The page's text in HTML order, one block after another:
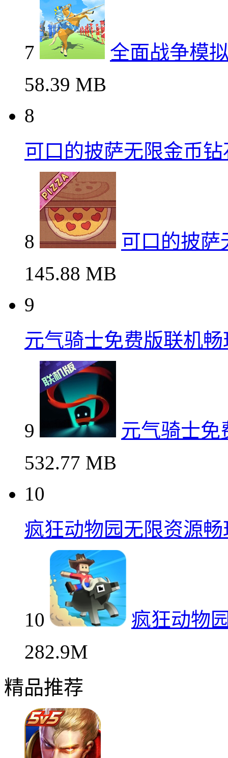
7
全面战争模
58.39 MB
8
可口的披萨无限金币
8
可口的披萨
145.88 MB
9
元气骑士免费版联机
9
元气骑士免
532.77 MB
10
疯狂动物园无限资源畅
10
疯狂动物
282.9M
精品推荐